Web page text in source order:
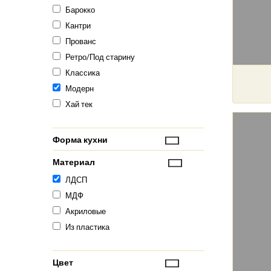
Барокко
Кантри
Прованс
Ретро/Под старину
Классика
Модерн
Хай тек
Форма кухни
Материал
ЛДСП
МДФ
Акриловые
Из пластика
Цвет